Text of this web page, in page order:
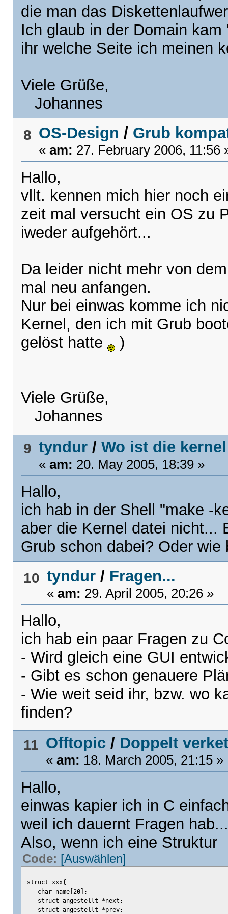
die man das
Ich glaub in der Domain
ihr welche Seite ich meinen
Viele Grüße,
Johannes
8 OS-Design / Grub
«am: 27. February 2006, 11:56
Hallo,
vllt. kennen mich hier noch
zeit mal versucht ein OS zu
iweder aufgehört...
Da leider nicht mehr von
mal neu anfangen.
Nur bei einwas komme ich
Kernel, den ich mit Grub
gelöst hatte
)
Viele Grüße,
Johannes
9 tyndur /Wo ist die
«am: 20. May 2005, 18:39 »
Hallo,
ich hab in der Shell "make -
aber die Kernel datei nicht...
Grub schon dabei? Oder
10 tyndur / Fragen...
«am: 29. April 2005, 20:26 »
Hallo,
ich hab ein paar Fragen zu
- Wird gleich eine GUI
- Gibt es schon genauere
- Wie weit seid ihr, bzw. wo
finden?
11 Offtopic / Doppelt
«am: 18. March 2005, 21:15 »
Hallo,
einwas kapier ich in C
weil ich dauernt Fragen hab...
Also, wenn ich eine Struktur
Code: [Auswählen]
struct xxx{
char name[20];
struct angestellt *next;
struct angestellt *prev;